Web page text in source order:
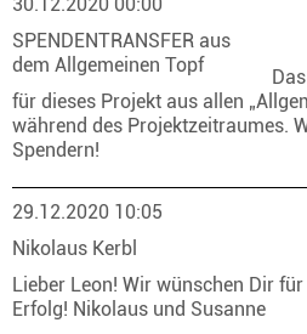
SPENDENTRANSFER aus
dem Allgemeinen Topf
für dieses Projekt aus allen
während des Projektzeitraumes.
Spendern!
29.12.2020 10:05
Nikolaus Kerbl
Lieber Leon! Wir wünschen Dir für
Erfolg! Nikolaus und Susanne